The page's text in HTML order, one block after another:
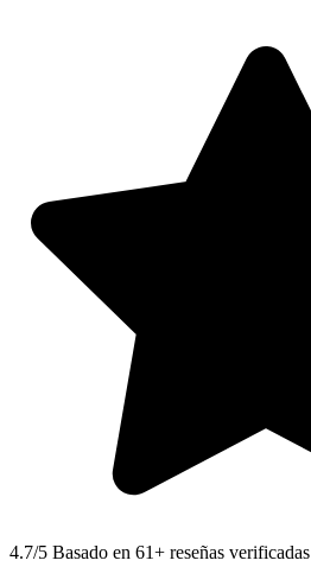
4.7/5 Basado en 61+ reseñas verificadas